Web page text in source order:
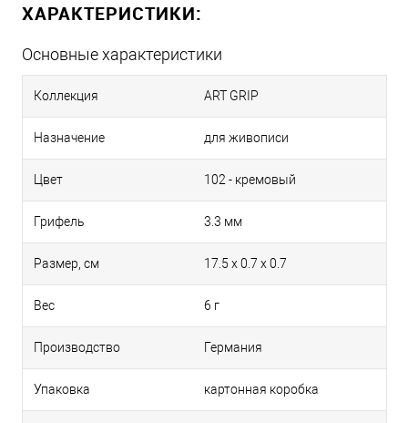
235 - холодный серый VI
187 - жжёная охра
136 - пурпурный фиолетовый
185 - Неаполитанская желтизна
ХАРАКТЕРИСТИКИ:
Основные характеристики
Коллекция ART GRIP
Назначение для живописи
Цвет 102 - кремовый
Грифель 3.3 мм
Размер, см 17.5 x 0.7 x 0.7
Вес 6 г
Производство Германия
Упаковка картонная коробка